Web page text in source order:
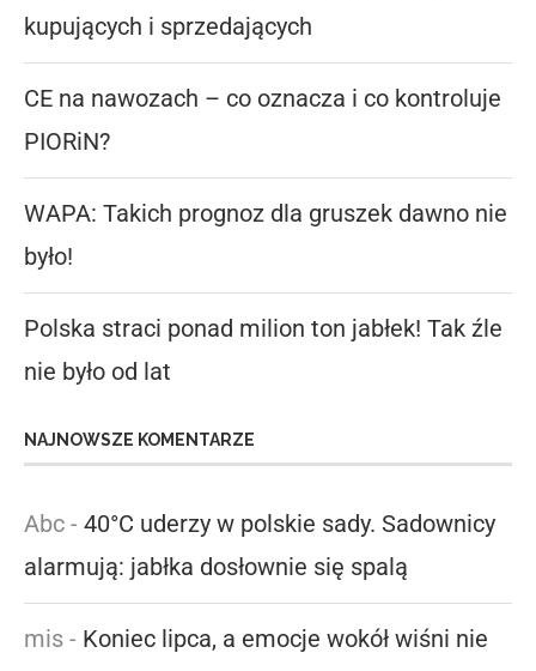
kupujących i sprzedających
CE na nawozach – co oznacza i co kontroluje
PIORiN?
WAPA: Takich prognoz dla gruszek dawno nie
było!
Polska straci ponad milion ton jabłek! Tak źle
nie było od lat
NAJNOWSZE KOMENTARZE
Abc - 40°C uderzy w polskie sady. Sadownicy
alarmują: jabłka dosłownie się spalą
mis - Koniec lipca, a emocje wokół wiśni nie